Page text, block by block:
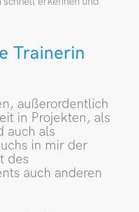
Trainerin
außerordentlich
in Projekten, als
auch als
in mir der
des
auch anderen